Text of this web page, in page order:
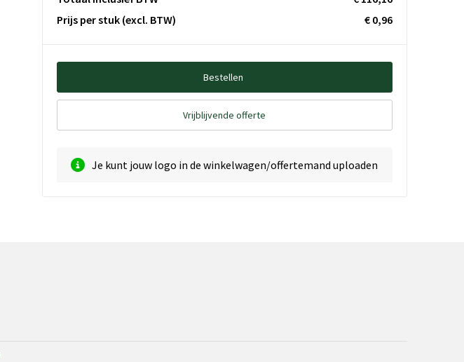
Prijs per stuk (excl. BTW) € 0,96
Bestellen
Vrijblijvende offerte
Je kunt jouw logo in de winkelwagen/offertemand uploaden